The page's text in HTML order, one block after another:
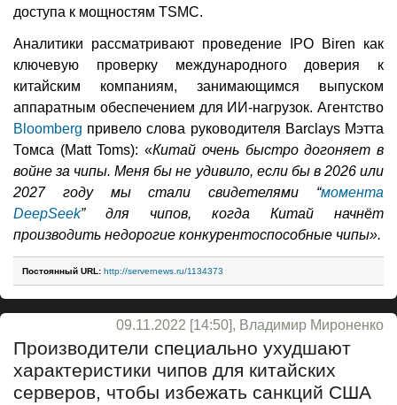
доступа к мощностям TSMC.
Аналитики рассматривают проведение IPO Biren как
ключевую проверку международного доверия к
китайским компаниям, занимающимся выпуском
аппаратным обеспечением для ИИ-нагрузок. Агентство
Bloomberg привело слова руководителя Barclays Мэтта
Томса (Matt Toms): «Китай очень быстро догоняет в
войне за чипы. Меня бы не удивило, если бы в 2026 или
2027 году мы стали свидетелями “момента
DeepSeek” для чипов, когда Китай начнёт
производить недорогие конкурентоспособные чипы».
Постоянный URL: http://servernews.ru/1134373
09.11.2022 [14:50], Владимир Мироненко
Производители специально ухудшают
характеристики чипов для китайских
серверов, чтобы избежать санкций США